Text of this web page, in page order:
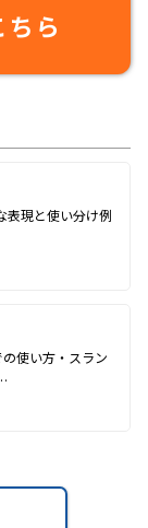
ら
表現と使い分け例
使い方・スラン